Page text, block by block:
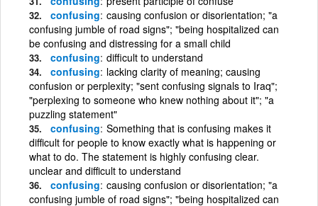
confusing causing confusion or disorientation; "a
confusing jumble of road signs"; "being hospitalized can
be confusing and distressing for a small child
confusing difficult to understand
confusing lacking clarity of meaning; causing
confusion or perplexity; "sent confusing signals to Iraq";
"perplexing to someone who knew nothing about it"; "a
puzzling statement"
confusing Something that is confusing makes it
difficult for people to know exactly what is happening or
what to do. The statement is highly confusing clear.
unclear and difficult to understand
confusing causing confusion or disorientation; "a
confusing jumble of road signs"; "being hospitalized can